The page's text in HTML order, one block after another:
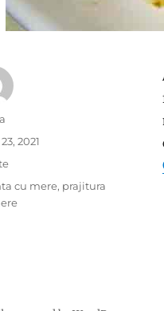
2021
cu mere, prajitura